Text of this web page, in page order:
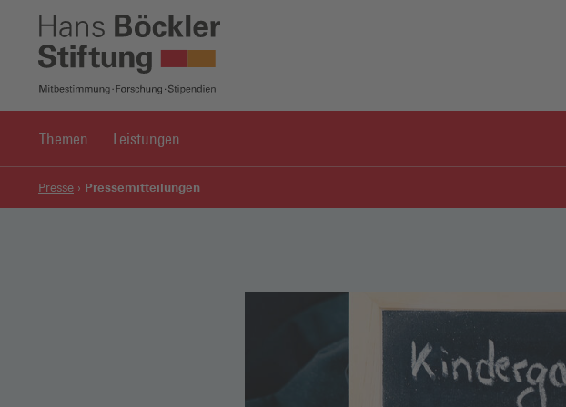
Themen Leistungen
Presse Pressemitteilungen